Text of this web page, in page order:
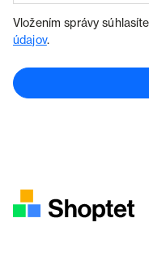
Vložením správy
údajov.